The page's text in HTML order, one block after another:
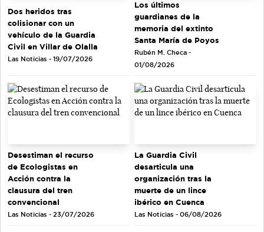
Dos heridos tras
colisionar con un
vehículo de la Guardia
Civil en Villar de Olalla
Las Noticias - 19/07/2026
Los últimos
guardianes de la
memoria del extinto
Santa María de Poyos
Rubén M. Checa -
01/08/2026
Desestiman el recurso
de Ecologistas en
Acción contra la
clausura del tren
convencional
Las Noticias - 23/07/2026
La Guardia Civil
desarticula una
organización tras la
muerte de un lince
ibérico en Cuenca
Las Noticias - 06/08/2026